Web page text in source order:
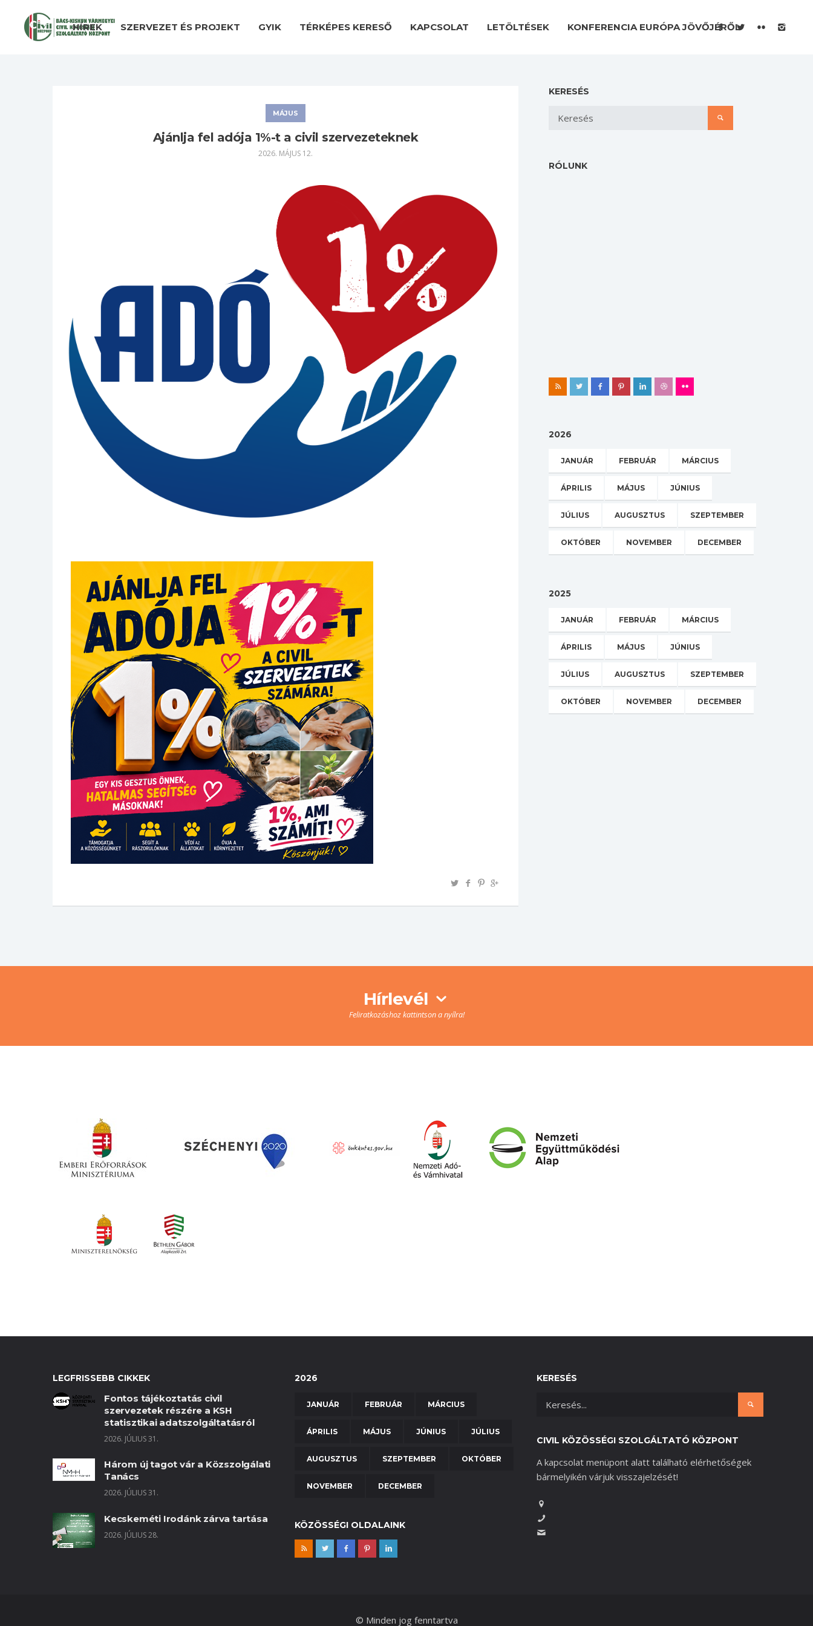
HÍREK SZERVEZET ÉS PROJEKT GYIK TÉRKÉPES KERESŐ KAPCSOLAT LETÖLTÉSEK KONFERENCIA EURÓPA JÖVŐJÉRŐL
MÁJUS
Ajánlja fel adója 1%-t a civil szervezeteknek
2026. MÁJUS 12.
KERESÉS
RÓLUNK
2026
JANUÁR FEBRUÁR MÁRCIUS
ÁPRILIS MÁJUS JÚNIUS
JÚLIUS AUGUSZTUS SZEPTEMBER
OKTÓBER NOVEMBER DECEMBER
2025
JANUÁR FEBRUÁR MÁRCIUS
ÁPRILIS MÁJUS JÚNIUS
JÚLIUS AUGUSZTUS SZEPTEMBER
OKTÓBER NOVEMBER DECEMBER
Hírlevél
Feliratkozáshoz kattintson a nyílra!
LEGFRISSEBB CIKKEK
Fontos tájékoztatás civil
szervezetek részére a KSH
statisztikai adatszolgáltatásról
2026. JÚLIUS 31.
Három új tagot vár a Közszolgálati
Tanács
2026. JÚLIUS 31.
Kecskeméti Irodánk zárva tartása
2026. JÚLIUS 28.
2026
JANUÁR FEBRUÁR MÁRCIUS
ÁPRILIS MÁJUS JÚNIUS JÚLIUS
AUGUSZTUS SZEPTEMBER OKTÓBER
NOVEMBER DECEMBER
KÖZÖSSÉGI OLDALAINK
KERESÉS
CIVIL KÖZÖSSÉGI SZOLGÁLTATÓ KÖZPONT
A kapcsolat menüpont alatt található elérhetőségek
bármelyikén várjuk visszajelzését!
© Minden jog fenntartva